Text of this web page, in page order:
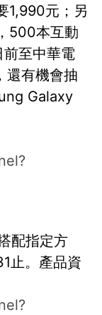
1,990元；另
500本互動
至中華電
還有機會抽
Galaxy
配指定方
止。產品資